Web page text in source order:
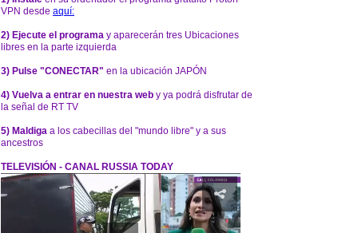
VPN desde aquí:
2) Ejecute el programa y aparecerán tres Ubicaciones
libres en la parte izquierda
3) Pulse "CONECTAR" en la ubicación JAPÓN
4) Vuelva a entrar en nuestra web y ya podrá disfrutar de
la señal de RT TV
5) Maldiga a los cabecillas del "mundo libre" y a sus
ancestros
TELEVISIÓN - CANAL RUSSIA TODAY